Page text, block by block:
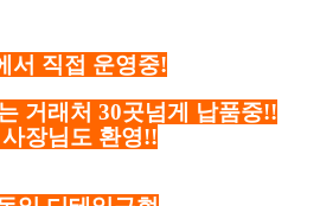
서 직접 운영중!
거래처 30곳넘게 납품중!!
장님도 환영!!